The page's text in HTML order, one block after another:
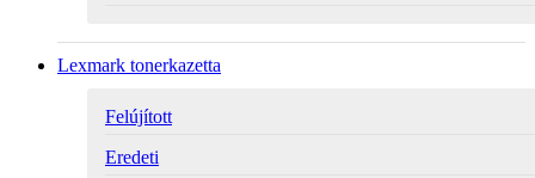
Lexmark tonerkazetta
Felújított
Eredeti